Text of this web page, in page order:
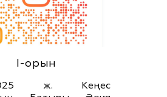
І-орын
ж. Кеңес